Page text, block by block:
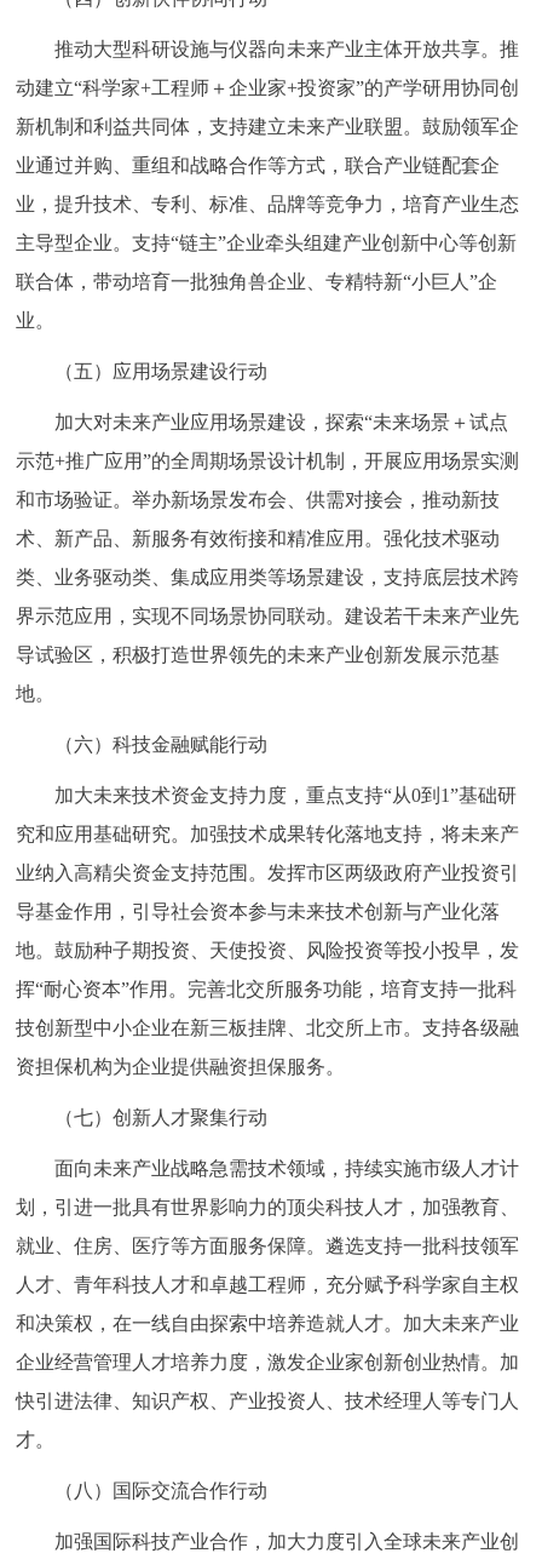
推动大型科研设施与仪器向未来产业主体开放共享。推
动建立“科学家+工程师＋企业家+投资家”的产学研用协同创
新机制和利益共同体，支持建立未来产业联盟。鼓励领军企
业通过并购、重组和战略合作等方式，联合产业链配套企
业，提升技术、专利、标准、品牌等竞争力，培育产业生态
主导型企业。支持“链主”企业牵头组建产业创新中心等创新
联合体，带动培育一批独角兽企业、专精特新“小巨人”企
业。
（五）应用场景建设行动
加大对未来产业应用场景建设，探索“未来场景＋试点
示范+推广应用”的全周期场景设计机制，开展应用场景实测
和市场验证。举办新场景发布会、供需对接会，推动新技
术、新产品、新服务有效衔接和精准应用。强化技术驱动
类、业务驱动类、集成应用类等场景建设，支持底层技术跨
界示范应用，实现不同场景协同联动。建设若干未来产业先
导试验区，积极打造世界领先的未来产业创新发展示范基
地。
（六）科技金融赋能行动
加大未来技术资金支持力度，重点支持“从0到1”基础研
究和应用基础研究。加强技术成果转化落地支持，将未来产
业纳入高精尖资金支持范围。发挥市区两级政府产业投资引
导基金作用，引导社会资本参与未来技术创新与产业化落
地。鼓励种子期投资、天使投资、风险投资等投小投早，发
挥“耐心资本”作用。完善北交所服务功能，培育支持一批科
技创新型中小企业在新三板挂牌、北交所上市。支持各级融
资担保机构为企业提供融资担保服务。
（七）创新人才聚集行动
面向未来产业战略急需技术领域，持续实施市级人才计
划，引进一批具有世界影响力的顶尖科技人才，加强教育、
就业、住房、医疗等方面服务保障。遴选支持一批科技领军
人才、青年科技人才和卓越工程师，充分赋予科学家自主权
和决策权，在一线自由探索中培养造就人才。加大未来产业
企业经营管理人才培养力度，激发企业家创新创业热情。加
快引进法律、知识产权、产业投资人、技术经理人等专门人
才。
（八）国际交流合作行动
加强国际科技产业合作，加大力度引入全球未来产业创